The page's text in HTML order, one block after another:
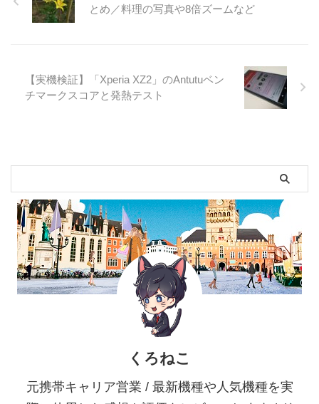
とめ／料理の写真や8倍ズームなど
【実機検証】「Xperia XZ2」のAntutuベン
チマークスコアと発熱テスト
くろねこ
元携帯キャリア営業 / 最新機種や人気機種を実